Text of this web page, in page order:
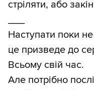
стріляти, або
___
Наступати поки
це призведе до
Всьому свій час.
Але потрібно